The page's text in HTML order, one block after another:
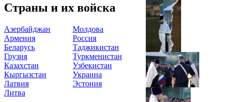
Страны и их войска
Азербайджан
Армения
Беларусь
Грузия
Казахстан
Кыргызстан
Латвия
Литва
Молдова
Россия
Таджикистан
Туркменистан
Узбекистан
Украина
Эстония